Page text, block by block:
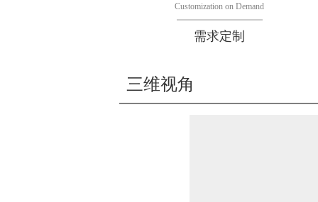
Customization on Demand
需求定制
三维视角